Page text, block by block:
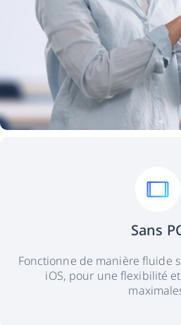
Sans
Fonctionne de manière fluide
iOS, pour une flexibilité